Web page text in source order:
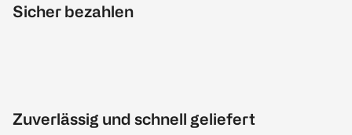
Sicher bezahlen
Zuverlässig und schnell geliefert